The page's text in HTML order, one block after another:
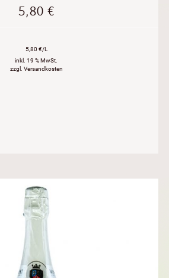
5,80€
5,80 €/L
inkl. 19 % MwSt.
zzgl. Versandkosten